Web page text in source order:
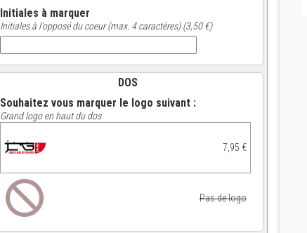
Initiales à marquer
Initiales à l'opposé du coeur (max. 4 caractères) (3,50 €)
DOS
Souhaitez vous marquer le logo suivant :
Grand logo en haut du dos
7,95 €
Pas de logo